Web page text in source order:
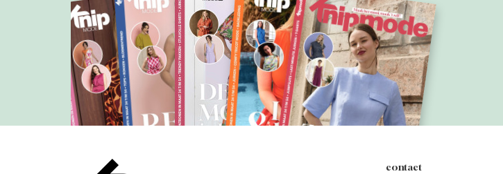
contact